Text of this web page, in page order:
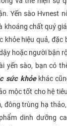
Yến sào Hvnest
khoáng chất quý
khỏe hiệu quả,
hoặc người bận
yến sào, bạn có
sức khỏekhác
mộc tốt cho hệ
đông trùng hạ
dinh dưỡng